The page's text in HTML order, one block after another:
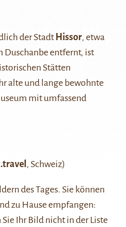
der Stadt Hissor, etwa
Duschanbe entfernt, ist
Stätten
alte und lange bewohnte
mit umfassend
, Schweiz)
des Tages. Sie können
zu Hause empfangen:
Sie Ihr Bild nicht in der Liste